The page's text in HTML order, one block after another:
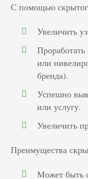
С помощью
Увеличить
или
бренда).
Успешно
или услугу.
Увеличить
Преимущества
Может быть